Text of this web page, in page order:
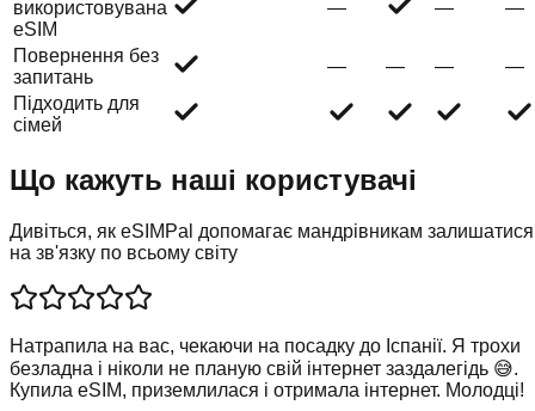
використовувана
eSIM
— — —
Повернення без
запитань
— — —
—
Підходить для
сімей
Що кажуть наші користувачі
Дивіться, як eSIMPal допомагає мандрівникам залишатися
на зв'язку по всьому світу
Натрапила на вас, чекаючи на посадку до Іспанії. Я трохи
безладна і ніколи не планую свій інтернет заздалегідь 😅.
Купила eSIM, приземлилася і отримала інтернет. Молодці!